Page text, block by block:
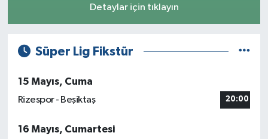
Detaylar için tıklayın
Süper Lig Fikstür
15 Mayıs, Cuma
Rizespor - Beşiktaş
20:00
16 Mayıs, Cumartesi